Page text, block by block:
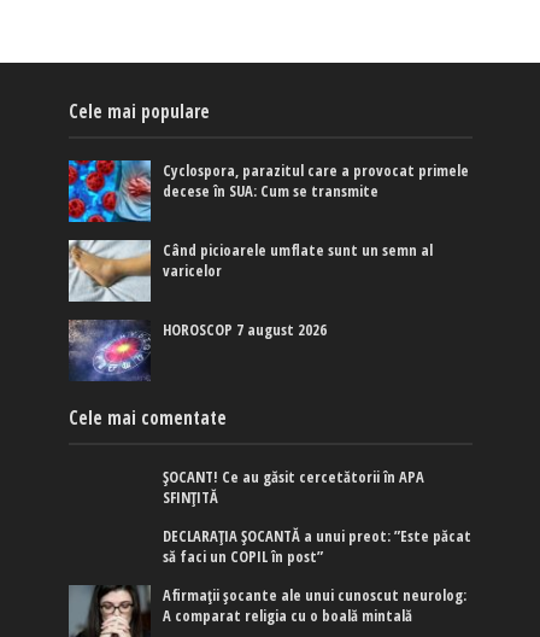
Cele mai populare
Cyclospora, parazitul care a provocat primele
decese în SUA: Cum se transmite
Când picioarele umflate sunt un semn al
varicelor
HOROSCOP 7 august 2026
Cele mai comentate
ȘOCANT! Ce au găsit cercetătorii în APA
SFINȚITĂ
DECLARAȚIA ȘOCANTĂ a unui preot: ”Este păcat
să faci un COPIL în post”
Afirmaţii şocante ale unui cunoscut neurolog:
A comparat religia cu o boală mintală